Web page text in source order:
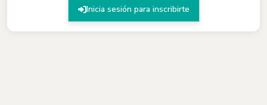
Inicia sesión para inscribirte